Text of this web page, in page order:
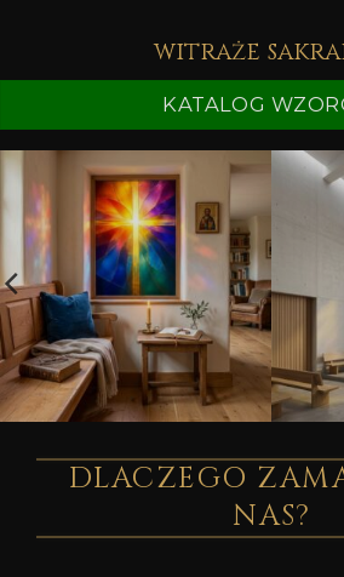
witraże
KATALOG
DLACZEGO
NAS?